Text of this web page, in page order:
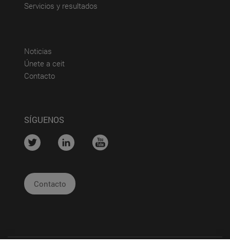
Servicios y resultados
Noticias
Únete a ceit(abre en nueva ventana)
Contacto(abre en nueva ventana)
SÍGUENOS
.... .... ....
Contacto